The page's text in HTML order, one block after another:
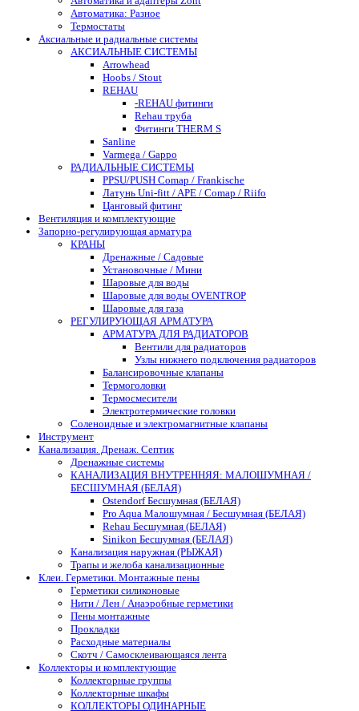
Автоматика: Разное
Термостаты
Аксиальные и радиальные системы
АКСИАЛЬНЫЕ СИСТЕМЫ
Arrowhead
Hoobs / Stout
REHAU
-REHAU фитинги
Rehau труба
Фитинги THERM S
Sanline
Varmega / Gappo
РАДИАЛЬНЫЕ СИСТЕМЫ
PPSU/PUSH Comap / Frankische
Латунь Uni-fitt / APE / Comap / Riifo
Цанговый фитинг
Вентиляция и комплектующие
Запорно-регулирующая арматура
КРАНЫ
Дренажные / Садовые
Установочные / Мини
Шаровые для воды
Шаровые для воды OVENTROP
Шаровые для газа
РЕГУЛИРУЮЩАЯ АРМАТУРА
АРМАТУРА ДЛЯ РАДИАТОРОВ
Вентили для радиаторов
Узлы нижнего подключения радиаторов
Балансировочные клапаны
Термоголовки
Термосмесители
Электротермические головки
Соленоидные и электромагнитные клапаны
Инструмент
Канализация. Дренаж. Септик
Дренажные системы
КАНАЛИЗАЦИЯ ВНУТРЕННЯЯ: МАЛОШУМНАЯ /
БЕСШУМНАЯ (БЕЛАЯ)
Ostendorf Бесшумная (БЕЛАЯ)
Pro Aqua Малошумная / Бесшумная (БЕЛАЯ)
Rehau Бесшумная (БЕЛАЯ)
Sinikon Бесшумная (БЕЛАЯ)
Канализация наружная (РЫЖАЯ)
Трапы и желоба канализационные
Клеи. Герметики. Монтажные пены
Герметики силиконовые
Нити / Лен / Анаэробные герметики
Пены монтажные
Прокладки
Расходные материалы
Скотч / Самосклеивающаяся лента
Коллекторы и комплектующие
Коллекторные группы
Коллекторные шкафы
КОЛЛЕКТОРЫ ОДИНАРНЫЕ